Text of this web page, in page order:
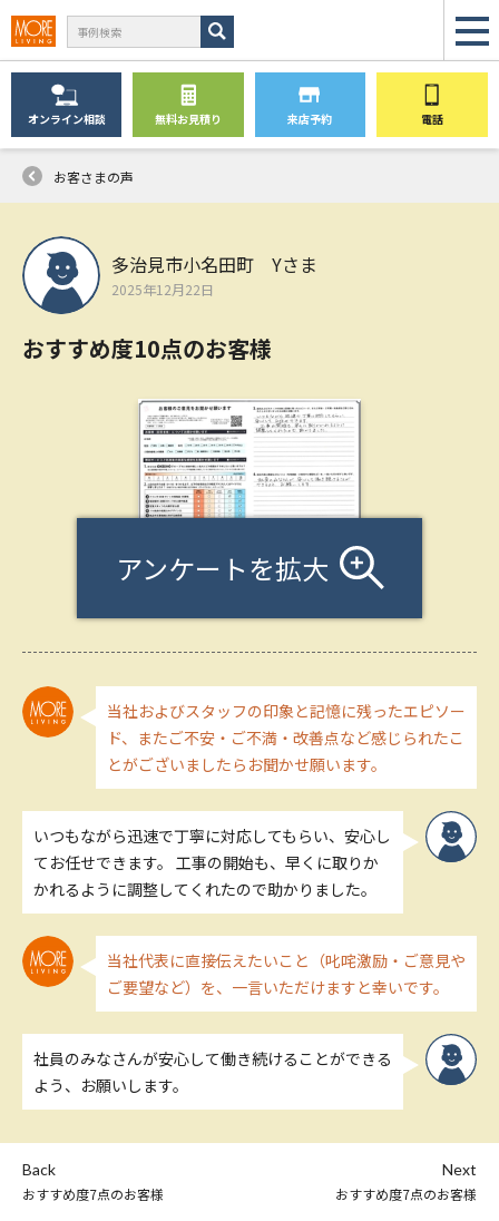
オンライン相談 無料お見積り 来店予約 電話
お客さまの声
多治見市小名田町 Yさま
2025年12月22日
おすすめ度10点のお客様
アンケートを拡大
当社およびスタッフの印象と記憶に残ったエピソー
ド、またご不安・ご不満・改善点など感じられたこ
とがございましたらお聞かせ願います。
いつもながら迅速で丁寧に対応してもらい、安心し
てお任せできます。 工事の開始も、早くに取りか
かれるように調整してくれたので助かりました。
当社代表に直接伝えたいこと（叱咤激励・ご意見や
ご要望など）を、一言いただけますと幸いです。
社員のみなさんが安心して働き続けることができる
よう、お願いします。
Back
おすすめ度7点のお客様
Next
おすすめ度7点のお客様